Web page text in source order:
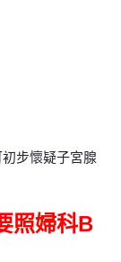
步懷疑子宮腺
照婦科B